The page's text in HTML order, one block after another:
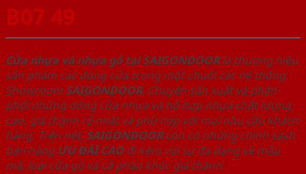
B07 49
Cửa nhựa và nhựa gỗ tại SAIGONDOORlà thương hiệu
sản phẩm các dòng cửa trong một chuỗi các hệ thống
Showroom SAIGONDOOR. Chuyên sản xuất và phân
phối những dòng cửa nhựa và hỗ hợp nhựa chất lượng
cao, giá thành rẻ nhất và phù hợp với mọi nhu cầu khách
hàng. Trên hết, SAIGONDOORcòn có những chính sách
bán hàng ƯU ĐÃI CAOđi kèm với sự đa dạng về mẫu
mã, loại cửa gỗ và cả phân khúc giá thành.